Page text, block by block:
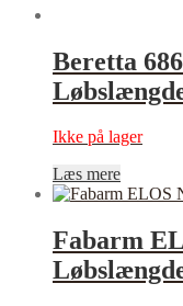
Beretta
Ikke på lager
Læs mere
Fabarm